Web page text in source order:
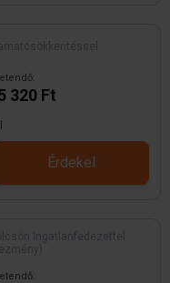
320 Ft
Érdekel